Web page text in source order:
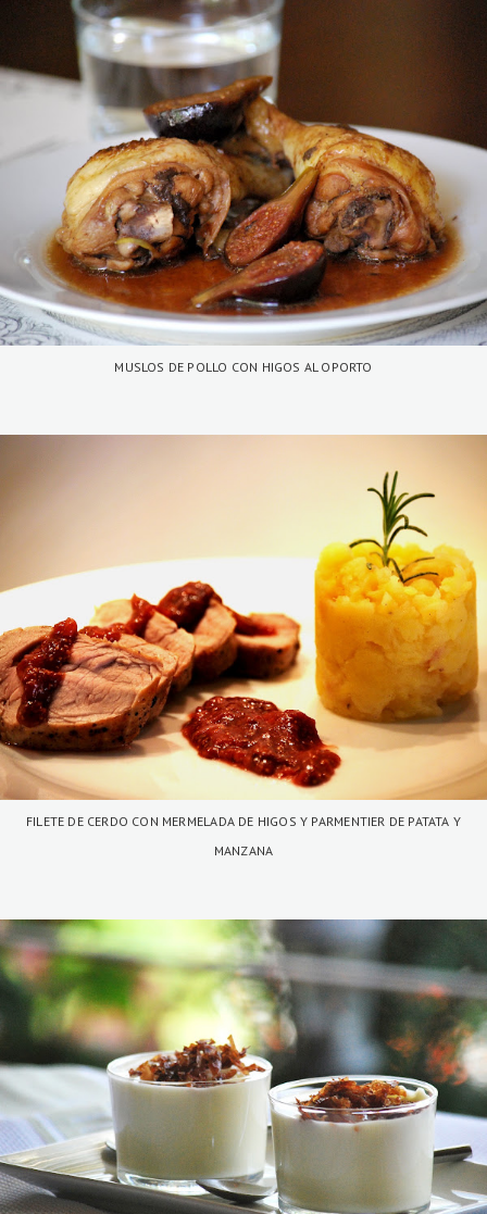
MUSLOS DE POLLO CON HIGOS AL OPORTO
FILETE DE CERDO CON MERMELADA DE HIGOS Y PARMENTIER DE PATATA Y
MANZANA